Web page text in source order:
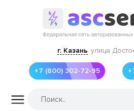
г. Казань улица
+7 (800) 302-72-95